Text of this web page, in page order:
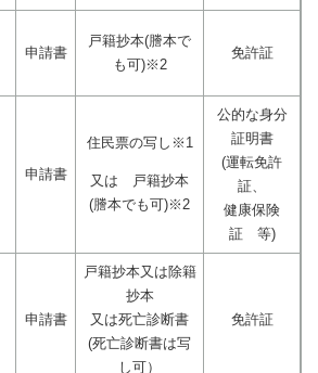
申請書
戸籍抄本(謄本で
も可)※2
免許証
申請書
住民票の写し※1
又は 戸籍抄本
(謄本でも可)※2
公的な身分
証明書
(運転免許
証、
健康保険
証 等)
申請書
戸籍抄本又は除籍
抄本
又は死亡診断書
(死亡診断書は写
し可）
免許証